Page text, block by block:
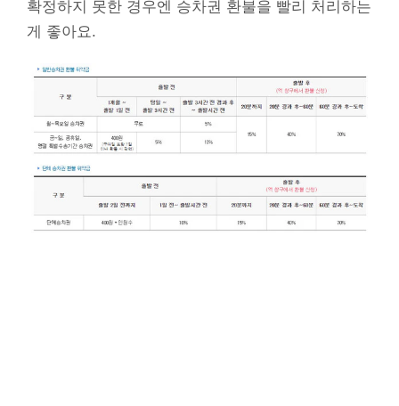
확정하지 못한 경우엔 승차권 환불을 빨리 처리하는
게 좋아요.